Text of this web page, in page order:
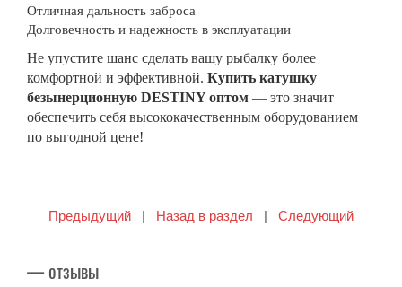
Отличная дальность заброса
Долговечность и надежность в эксплуатации
Не упустите шанс сделать вашу рыбалку более
комфортной и эффективной. Купить катушку
безынерционную DESTINY оптом — это значит
обеспечить себя высококачественным оборудованием
по выгодной цене!
Предыдущий | Назад в раздел | Следующий
— отзывы